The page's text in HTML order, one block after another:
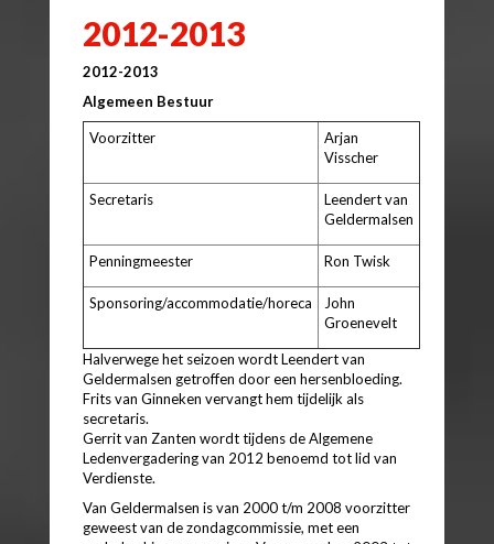
2012-2013
2012-2013
Algemeen Bestuur
Voorzitter
Arjan
Visscher
Secretaris
Leendert van
Geldermalsen
Penningmeester Ron Twisk
Sponsoring/accommodatie/horeca
John
Groenevelt
Halverwege het seizoen wordt Leendert van
Geldermalsen getroffen door een hersenbloeding.
Frits van Ginneken vervangt hem tijdelijk als
secretaris.
Gerrit van Zanten wordt tijdens de Algemene
Ledenvergadering van 2012 benoemd tot lid van
Verdienste.
Van Geldermalsen is van 2000 t/m 2008 voorzitter
geweest van de zondagcommissie, met een